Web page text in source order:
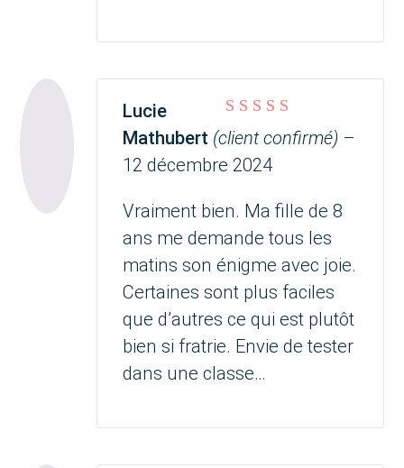
Note 5sur 5
Lucie
Mathubert (client confirmé) –
12 décembre 2024
Vraiment bien. Ma fille de 8
ans me demande tous les
matins son énigme avec joie.
Certaines sont plus faciles
que d’autres ce qui est plutôt
bien si fratrie. Envie de tester
dans une classe…